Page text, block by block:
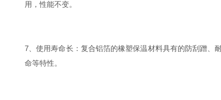
用，性能不变。
7、使用寿命长：复合铝箔的橡塑保温材料具有的防刮蹭、
命等特性。